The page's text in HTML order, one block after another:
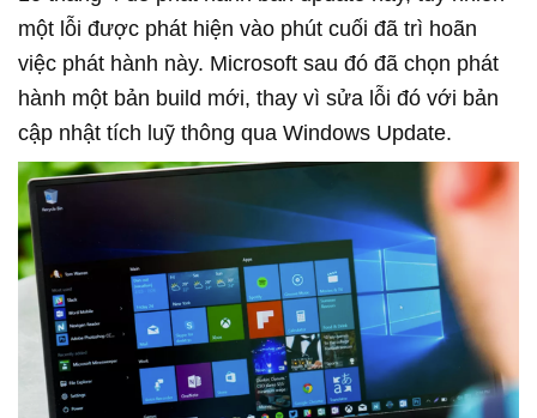
một lỗi được phát hiện vào phút cuối đã trì hoãn
việc phát hành này. Microsoft sau đó đã chọn phát
hành một bản build mới, thay vì sửa lỗi đó với bản
cập nhật tích luỹ thông qua Windows Update.